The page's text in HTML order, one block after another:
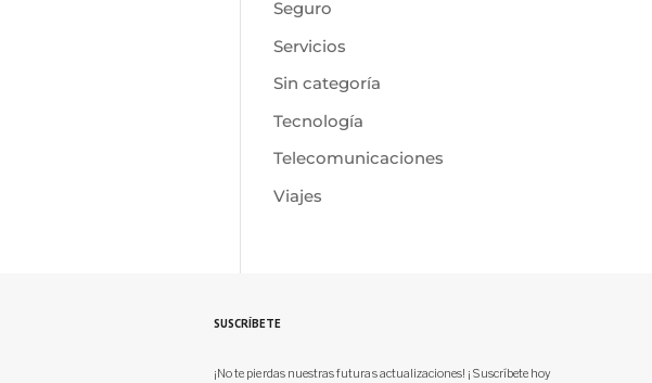
Seguro
Servicios
Sin categoría
Tecnología
Telecomunicaciones
Viajes
SUSCRÍBETE
¡No te pierdas nuestras futuras actualizaciones! ¡Suscríbete hoy